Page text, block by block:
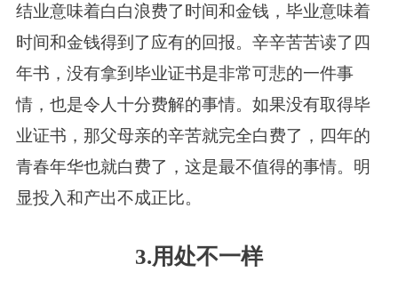
结业意味着白白浪费了时间和金钱，毕业意味着
时间和金钱得到了应有的回报。辛辛苦苦读了四
年书，没有拿到毕业证书是非常可悲的一件事
情，也是令人十分费解的事情。如果没有取得毕
业证书，那父母亲的辛苦就完全白费了，四年的
青春年华也就白费了，这是最不值得的事情。明
显投入和产出不成正比。
3.用处不一样